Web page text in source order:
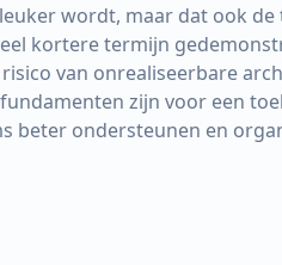
wordt, maar dat ook
kortere termijn
van onrealiseerbare
zijn voor een
beter ondersteunen en